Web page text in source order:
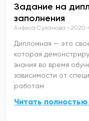
Задание на
заполнения
Анфиса Суханова 2020-
Дипломная — это
которая
знания во время
зависимости от
работам
Читать